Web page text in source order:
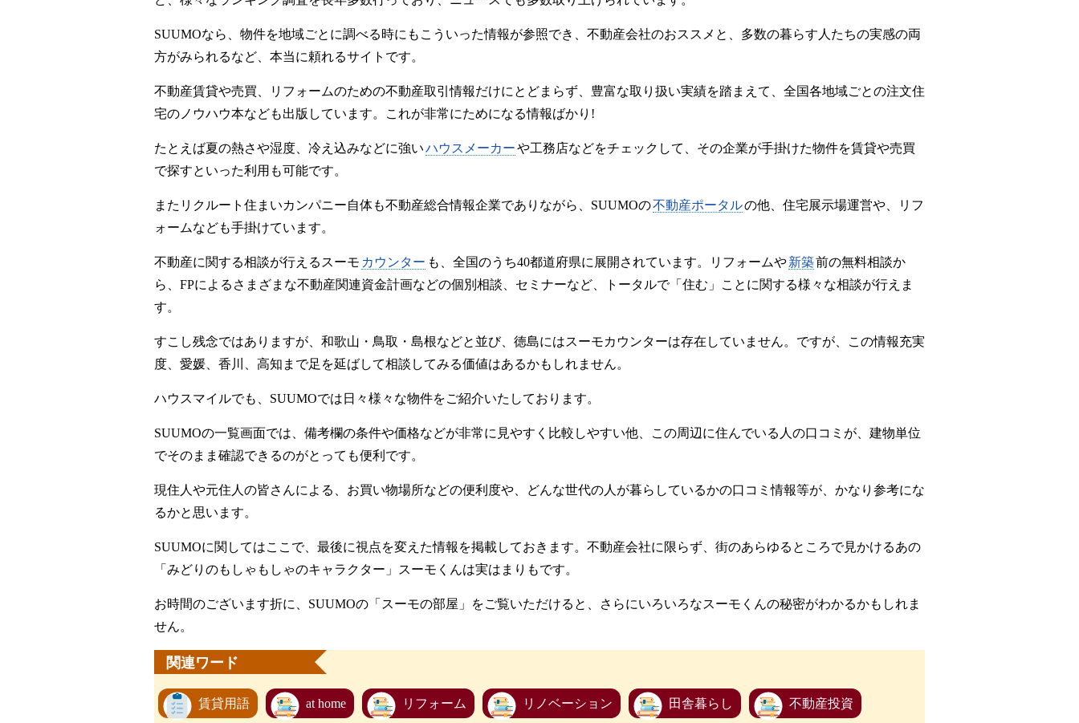
SUUMOなら、物件を地域ごとに調べる時にもこういった情報が参照でき、不動産会社のおススメと、多数の暮らす人たちの実感の両
方がみられるなど、本当に頼れるサイトです。
不動産賃貸や売買、リフォームのための不動産取引情報だけにとどまらず、豊富な取り扱い実績を踏まえて、全国各地域ごとの注文住
宅のノウハウ本なども出版しています。これが非常にためになる情報ばかり!
たとえば夏の熱さや湿度、冷え込みなどに強いハウスメーカーや工務店などをチェックして、その企業が手掛けた物件を賃貸や売買
で探すといった利用も可能です。
またリクルート住まいカンパニー自体も不動産総合情報企業でありながら、SUUMOの不動産ポータルの他、住宅展示場運営や、リフ
ォームなども手掛けています。
不動産に関する相談が行えるスーモ カウンター も、全国のうち40都道府県に展開されています。リフォームや新築前の無料相談か
ら、FPによるさまざまな不動産関連資金計画などの個別相談、セミナーなど、トータルで「住む」ことに関する様々な相談が行えま
す。
すこし残念ではありますが、和歌山・鳥取・島根などと並び、徳島にはスーモカウンターは存在していません。ですが、この情報充実
度、愛媛、香川、高知まで足を延ばして相談してみる価値はあるかもしれません。
ハウスマイルでも、SUUMOでは日々様々な物件をご紹介いたしております。
SUUMOの一覧画面では、備考欄の条件や価格などが非常に見やすく比較しやすい他、この周辺に住んでいる人の口コミが、建物単位
でそのまま確認できるのがとっても便利です。
現住人や元住人の皆さんによる、お買い物場所などの便利度や、どんな世代の人が暮らしているかの口コミ情報等が、かなり参考にな
るかと思います。
SUUMOに関してはここで、最後に視点を変えた情報を掲載しておきます。不動産会社に限らず、街のあらゆるところで見かけるあの
「みどりのもしゃもしゃのキャラクター」スーモくんは実はまりもです。
お時間のございます折に、SUUMOの「スーモの部屋」をご覧いただけると、さらにいろいろなスーモくんの秘密がわかるかもしれま
せん。
関連ワード
賃貸用語 at home リフォーム リノベーション 田舎暮らし 不動産投資